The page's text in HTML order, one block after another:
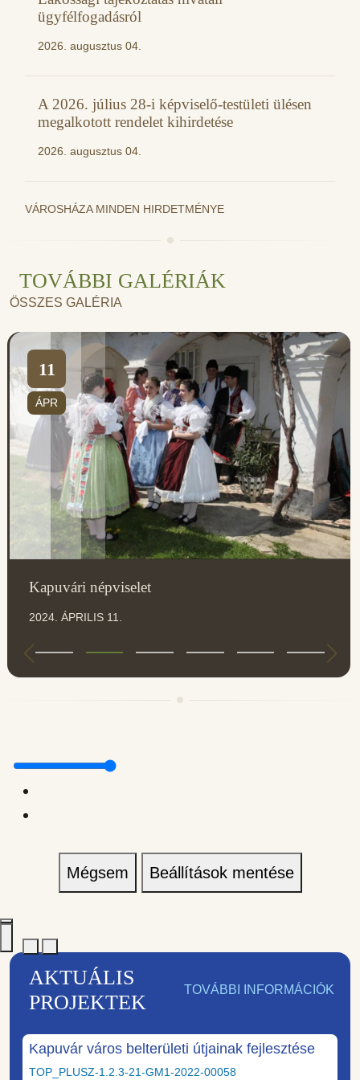
ügyfélfogadásról
2026. augusztus 04.
A 2026. július 28-i képviselő-testületi ülésen
megalkotott rendelet kihirdetése
2026. augusztus 04.
VÁROSHÁZA MINDEN HIRDETMÉNYE
TOVÁBBI GALÉRIÁK
ÖSSZES GALÉRIA
11
ÁPR
Kapuvári népviselet
2024. ÁPRILIS 11.
Mégsem Beállítások mentése
AKTUÁLIS
PROJEKTEK
TOVÁBBI INFORMÁCIÓK
Kapuvár város belterületi útjainak fejlesztése
TOP_PLUSZ-1.2.3-21-GM1-2022-00058